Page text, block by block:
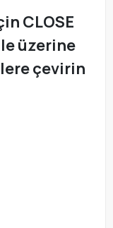
CLOSE
üzerine
çevirin